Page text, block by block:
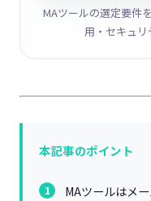
MAツールの選定要件
用・セキュリ
本記事のポイント
MAツールはメ